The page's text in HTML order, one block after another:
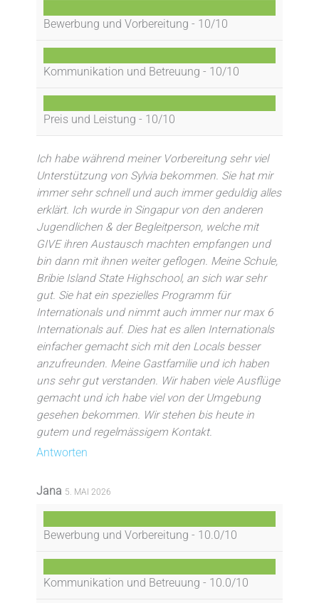
Bewerbung und Vorbereitung - 10/10
Kommunikation und Betreuung - 10/10
Preis und Leistung - 10/10
Ich habe während meiner Vorbereitung sehr viel
Unterstützung von Sylvia bekommen. Sie hat mir
immer sehr schnell und auch immer geduldig alles
erklärt. Ich wurde in Singapur von den anderen
Jugendlichen & der Begleitperson, welche mit
GIVE ihren Austausch machten empfangen und
bin dann mit ihnen weiter geflogen. Meine Schule,
Bribie Island State Highschool, an sich war sehr
gut. Sie hat ein spezielles Programm für
Internationals und nimmt auch immer nur max 6
Internationals auf. Dies hat es allen Internationals
einfacher gemacht sich mit den Locals besser
anzufreunden. Meine Gastfamilie und ich haben
uns sehr gut verstanden. Wir haben viele Ausflüge
gemacht und ich habe viel von der Umgebung
gesehen bekommen. Wir stehen bis heute in
gutem und regelmässigem Kontakt.
Antworten
Jana 5. MAI 2026
Bewerbung und Vorbereitung - 10.0/10
Kommunikation und Betreuung - 10.0/10